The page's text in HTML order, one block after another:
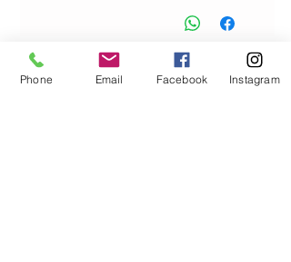
משקל 100 גרם
עטיפה מודפסת בעיצוב מקורי
וצבעוני
הנמכרים ביותר Phone Email Facebook Instagram